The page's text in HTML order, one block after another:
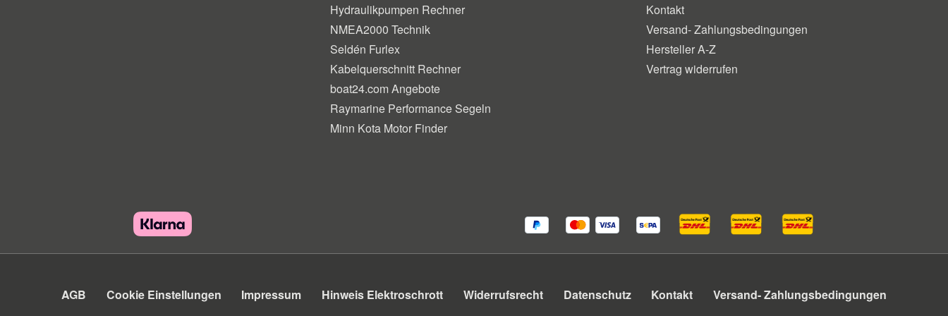
Hydraulikpumpen Rechner
NMEA2000 Technik
Seldén Furlex
Kabelquerschnitt Rechner
boat24.com Angebote
Raymarine Performance Segeln
Minn Kota Motor Finder
Kontakt
Versand- Zahlungsbedingungen
Hersteller A-Z
Vertrag widerrufen
AGB Cookie Einstellungen Impressum Hinweis Elektroschrott Widerrufsrecht Datenschutz Kontakt
Versand- Zahlungsbedingungen